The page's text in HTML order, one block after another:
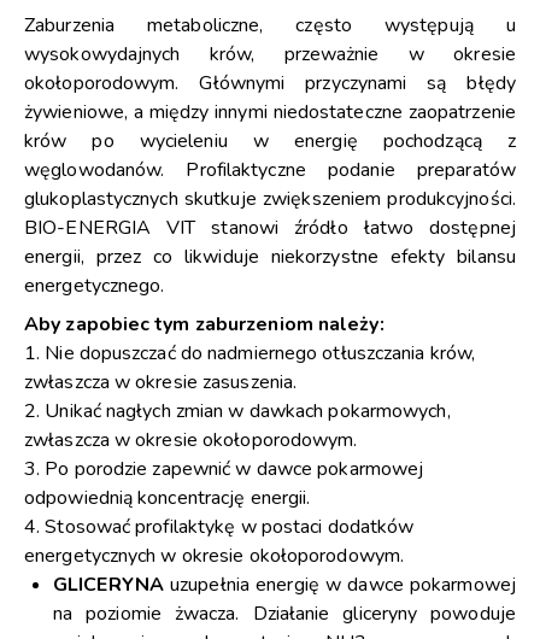
Zaburzenia metaboliczne, często występują u
wysokowydajnych krów, przeważnie w okresie
okołoporodowym. Głównymi przyczynami są błędy
żywieniowe, a między innymi niedostateczne zaopatrzenie
krów po wycieleniu w energię pochodzącą z
węglowodanów. Profilaktyczne podanie preparatów
glukoplastycznych skutkuje zwiększeniem produkcyjności.
BIO-ENERGIA VIT stanowi źródło łatwo dostępnej
energii, przez co likwiduje niekorzystne efekty bilansu
energetycznego.
Aby zapobiec tym zaburzeniom należy:
1. Nie dopuszczać do nadmiernego otłuszczania krów,
zwłaszcza w okresie zasuszenia.
2. Unikać nagłych zmian w dawkach pokarmowych,
zwłaszcza w okresie okołoporodowym.
3. Po porodzie zapewnić w dawce pokarmowej
odpowiednią koncentrację energii.
4. Stosować profilaktykę w postaci dodatków
energetycznych w okresie okołoporodowym.
GLICERYNAuzupełnia energię w dawce pokarmowej
na poziomie żwacza. Działanie gliceryny powoduje